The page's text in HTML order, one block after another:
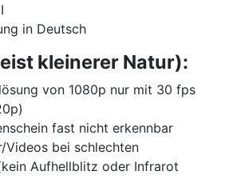
in Deutsch
kleinerer Natur):
von 1080p nur mit 30 fps
fast nicht erkennbar
Videos bei schlechten
Aufhellblitz oder Infrarot